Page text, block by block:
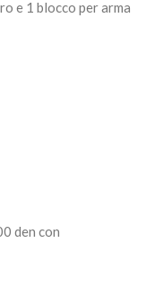
e 1 blocco per arma
den con